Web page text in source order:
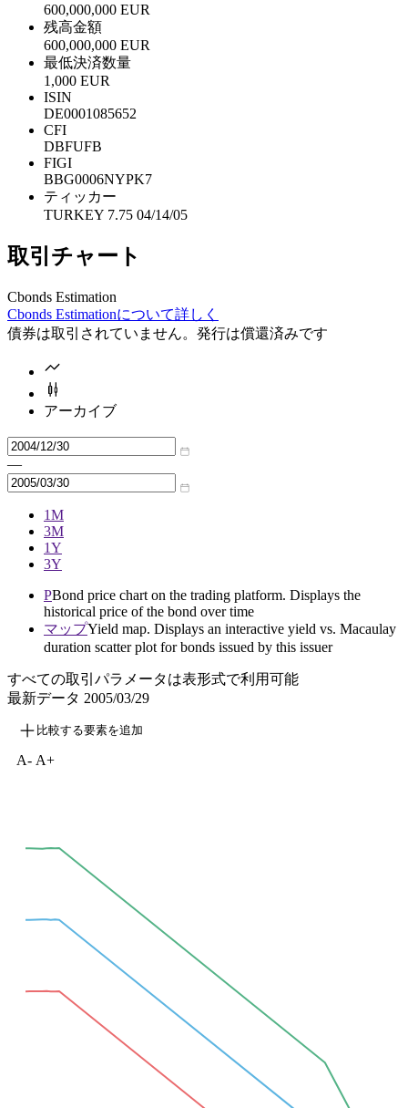
600,000,000 EUR
残高金額
600,000,000 EUR
最低決済数量
1,000 EUR
ISIN
DE0001085652
CFI
DBFUFB
FIGI
BBG0006NYPK7
ティッカー
TURKEY 7.75 04/14/05
取引チャート
Cbonds Estimation
Cbonds Estimationについて詳しく
債券は取引されていません。発行は償還済みです
アーカイブ
—
1M
3M
1Y
3Y
PBond price chart on the trading platform. Displays the
historical price of the bond over time
マップYield map. Displays an interactive yield vs. Macaulay
duration scatter plot for bonds issued by this issuer
すべての取引パラメータは表形式で利用可能
最新データ 2005/03/29
比較する要素を追加